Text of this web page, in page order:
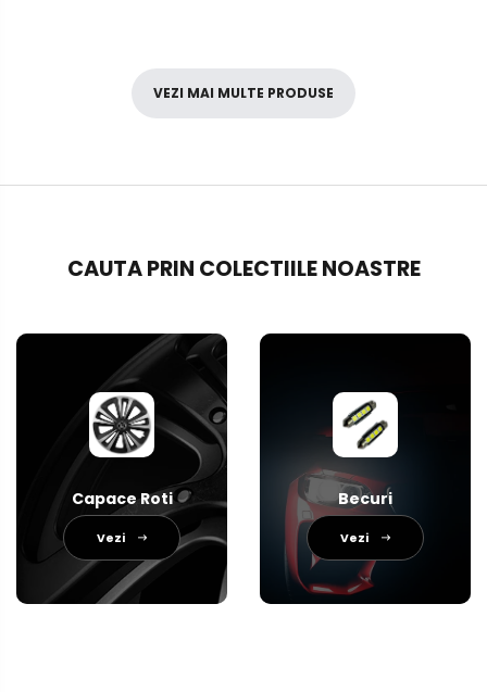
VEZI MAI MULTE PRODUSE
CAUTA PRIN COLECTIILE NOASTRE
Capace Roti
Vezi
Becuri
Vezi